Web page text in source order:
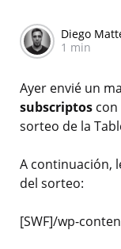
Diego
1 min
Ayer envié un
subscriptos
sorteo de la
A continuación,
del sorteo:
[SWF]/wp-